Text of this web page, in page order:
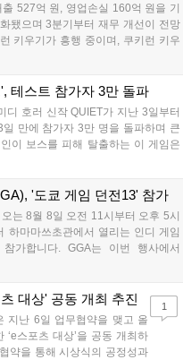
527억 원, 영업손실 160억 원을 기
됐으며 3분기부터 재무 개선이 전망
키우기가 흥행 중이며, 쿠키런 키우
2주 간격의 콘텐츠를 제공한다. 또한
행을 통해 하반기 실적 턴어라운드
테스트 참가자 3만 돌파
디 호러 신작 QUIET가 지난 3일부터
만에 참가자 3만 명을 돌파하며 큰
이 보스를 피해 탈출하는 이 게임은
와 물리 법칙을 활용한 전략적 플레
이지에서 확인 가능합니다....
'도쿄 게임 던전13' 참가
는 8월 8일 오전 11시부터 오후 5시
하마마쓰초관에서 열리는 인디 게임
가합니다. GGA는 이번 행사에서
시리즈의 미공개 작품 12종을 최초
착순으로 특별 굿즈를 증정하며, 인
대상' 공동 개최 추진
지난 6일 업무협약을 맺고 올
스포츠 대상’을 공동 개최하
약을 통해 시상식의 공정성과
1